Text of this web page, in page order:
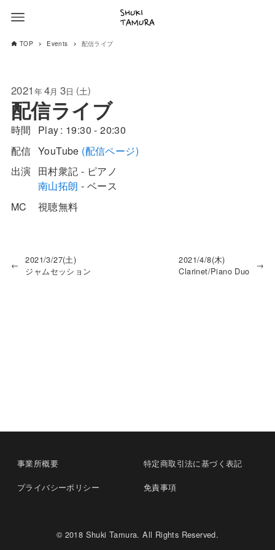
TOP Events 配信ライブ
2021 年4月 3日 (土)
配信ライブ
時間 Play 19:30 - 20:30
配信 YouTube (配信ページ)
出演 田村衆記 - ピアノ
南山拓朗 - ベース
MC
視聴無料
←
2021/3/27(土)
ジャムセッション
2021/4/8(木)
Clarinet/Piano Duo
→
事業所概要 特定商取引法に基づく表記
プライバシーポリシー 免責事項
© 2018 Shuki Tamura. All Rights Reserved.